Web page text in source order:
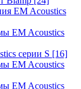
EM Acoustics
EM Acoustics
серии S [16]
EM Acoustics
EM Acoustics